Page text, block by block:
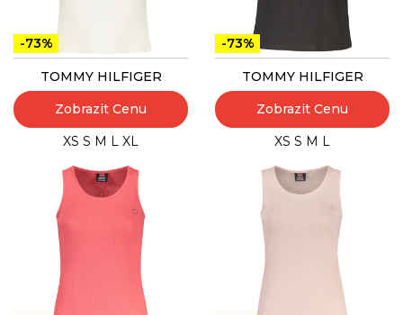
-73%
TOMMY HILFIGER
Zobrazit Cenu
XS S M L XL
-73%
TOMMY HILFIGER
Zobrazit Cenu
XS S M L